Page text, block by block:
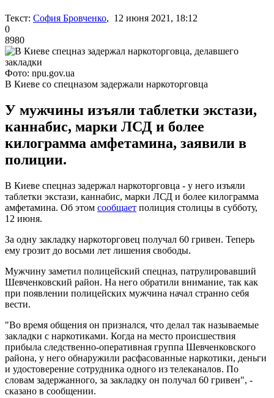
Текст: София Бровченко, 12 июня 2021, 18:12
0
8980
Фото: npu.gov.ua
В Киеве со спецназом задержали наркоторговца
У мужчины изъяли таблетки экстази,
каннабис, марки ЛСД и более
килограмма амфетамина, заявили в
полиции.
В Киеве спецназ задержал наркоторговца - у него изъяли
таблетки экстази, каннабис, марки ЛСД и более килограмма
амфетамина. Об этом сообщает полиция столицы в субботу,
12 июня.
За одну закладку наркоторговец получал 60 гривен. Теперь
ему грозит до восьми лет лишения свободы.
Мужчину заметил полицейский спецназ, патрулировавший
Шевченковский район. На него обратили внимание, так как
при появлении полицейских мужчина начал странно себя
вести.
"Во время общения он признался, что делал так называемые
закладки с наркотиками. Когда на место происшествия
прибыла следственно-оперативная группа Шевченковского
района, у него обнаружили расфасованные наркотики, деньги
и удостоверение сотрудника одного из телеканалов. По
словам задержанного, за закладку он получал 60 гривен", -
сказано в сообщении.